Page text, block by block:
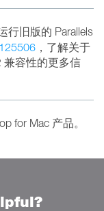
行旧版的 Parallels
，了解关于
兼容性的更多信
for Mac 产品。